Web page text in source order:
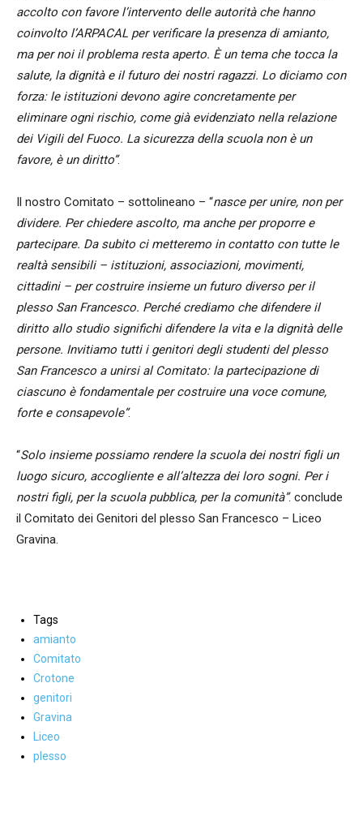
accolto con favore l’intervento delle autorità che hanno
coinvolto l’ARPACAL per verificare la presenza di amianto,
ma per noi il problema resta aperto. È un tema che tocca la
salute, la dignità e il futuro dei nostri ragazzi. Lo diciamo con
forza: le istituzioni devono agire concretamente per
eliminare ogni rischio, come già evidenziato nella relazione
dei Vigili del Fuoco. La sicurezza della scuola non è un
favore, è un diritto”.
Il nostro Comitato – sottolineano – “nasce per unire, non per
dividere. Per chiedere ascolto, ma anche per proporre e
partecipare. Da subito ci metteremo in contatto con tutte le
realtà sensibili – istituzioni, associazioni, movimenti,
cittadini – per costruire insieme un futuro diverso per il
plesso San Francesco. Perché crediamo che difendere il
diritto allo studio significhi difendere la vita e la dignità delle
persone. Invitiamo tutti i genitori degli studenti del plesso
San Francesco a unirsi al Comitato: la partecipazione di
ciascuno è fondamentale per costruire una voce comune,
forte e consapevole”.
“Solo insieme possiamo rendere la scuola dei nostri figli un
luogo sicuro, accogliente e all’altezza dei loro sogni. Per i
nostri figli, per la scuola pubblica, per la comunità”. conclude
il Comitato dei Genitori del plesso San Francesco – Liceo
Gravina.
Tags
amianto
Comitato
Crotone
genitori
Gravina
Liceo
plesso